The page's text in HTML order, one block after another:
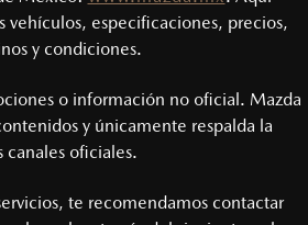
vehículos, especificaciones, precios,
y condiciones.
o información no oficial. Mazda
y únicamente respalda la
canales oficiales.
te recomendamos contactar